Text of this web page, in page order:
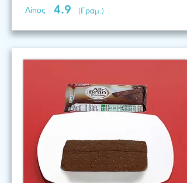
Λίπος
4.9 (Γραμ.)